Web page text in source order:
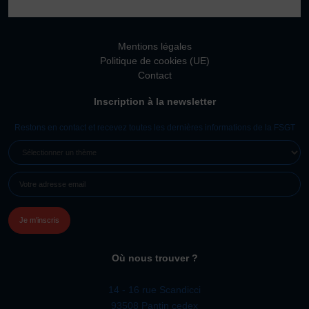
Vivicittà
Réaffiliation
Prise de licence
JE SOUHAITE TROUVER UN COMITÉ
JE SOUHAITE ADHÉRER
Affiliation
Honorabilité
Certificat Médical
Mentions légales
Politique de cookies (UE)
Contact
Inscription à la newsletter
Restons en contact et recevez toutes les dernières informations de la FSGT
UN
(NÉCESSAIRE)
MAIL
Où nous trouver ?
14 - 16 rue Scandicci
93508 Pantin cedex